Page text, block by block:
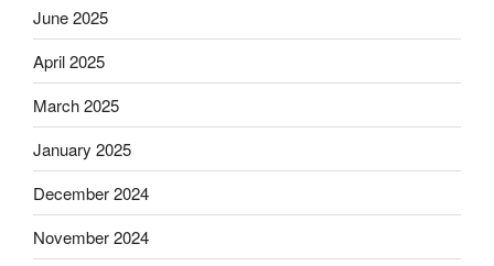
June 2025
April 2025
March 2025
January 2025
December 2024
November 2024